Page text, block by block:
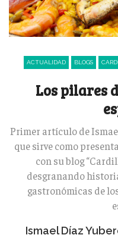
ACTUALIDAD BLOGS
Los pilares
Primer artículo de
que sirve como
con su blog
desgranando
gastronómicas de
Ismael Díaz